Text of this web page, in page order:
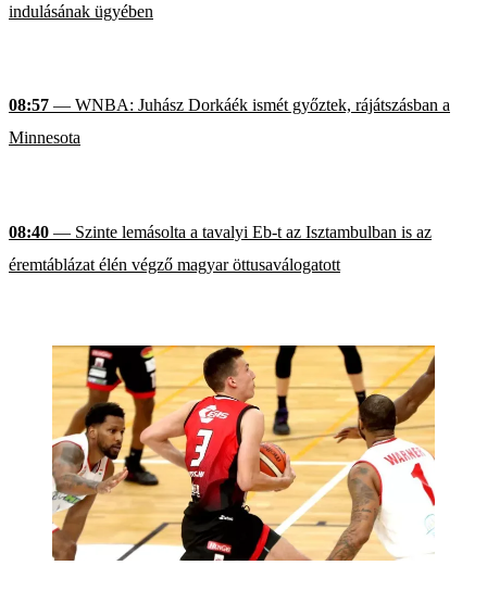
indulásának ügyében
08:57 — WNBA: Juhász Dorkáék ismét győztek, rájátszásban a
Minnesota
08:40 — Szinte lemásolta a tavalyi Eb-t az Isztambulban is az
éremtáblázat élén végző magyar öttusaválogatott